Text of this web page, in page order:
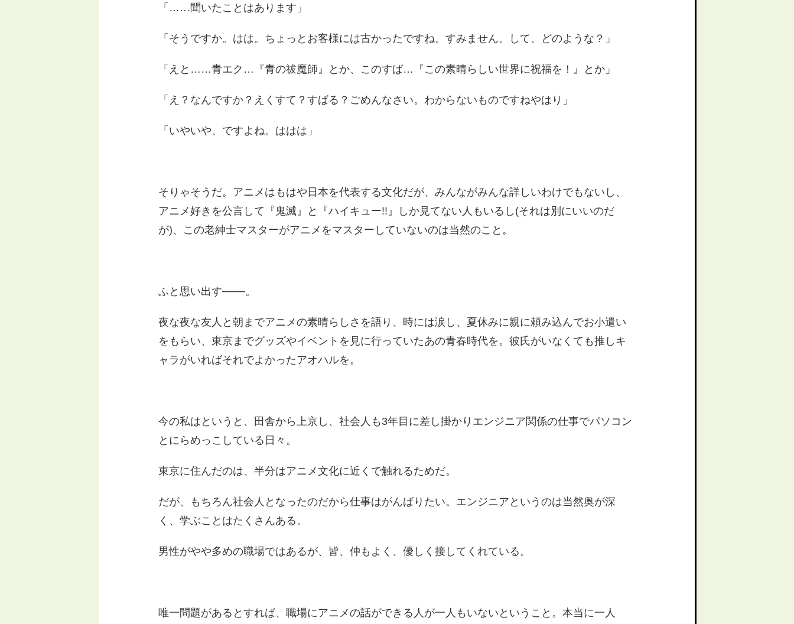
「……聞いたことはあります」
「そうですか。はは。ちょっとお客様には古かったですね。すみません。して、どのような？」
「えと……青エク…『青の祓魔師』とか、このすば…『この素晴らしい世界に祝福を！』とか」
「え？なんですか？えくすて？すばる？ごめんなさい。わからないものですねやはり」
「いやいや、ですよね。ははは」
そりゃそうだ。アニメはもはや日本を代表する文化だが、みんながみんな詳しいわけでもないし、
アニメ好きを公言して『鬼滅』と『ハイキュー!!』しか見てない人もいるし(それは別にいいのだ
が)、この老紳士マスターがアニメをマスターしていないのは当然のこと。
ふと思い出す───。
夜な夜な友人と朝までアニメの素晴らしさを語り、時には涙し、夏休みに親に頼み込んでお小遣い
をもらい、東京までグッズやイベントを見に行っていたあの青春時代を。彼氏がいなくても推しキ
ャラがいればそれでよかったアオハルを。
今の私はというと、田舎から上京し、社会人も3年目に差し掛かりエンジニア関係の仕事でパソコン
とにらめっこしている日々。
東京に住んだのは、半分はアニメ文化に近くで触れるためだ。
だが、もちろん社会人となったのだから仕事はがんばりたい。エンジニアというのは当然奥が深
く、学ぶことはたくさんある。
男性がやや多めの職場ではあるが、皆、仲もよく、優しく接してくれている。
唯一問題があるとすれば、職場にアニメの話ができる人が一人もいないということ。本当に一人